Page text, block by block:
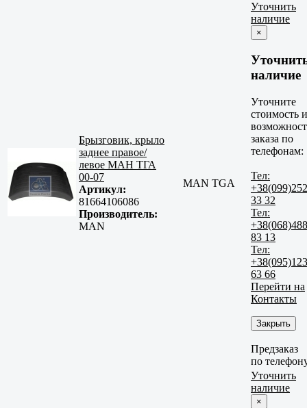
Брызговик, крыло
заднее правое/
левое МАН ТГА
00-07
Артикул:
81664106086
Производитель:
MAN
MAN TGA
Уточнить
наличие
×
наличие
Уточните
стоимость и
заказа по
телефонам:
Тел:
+38(099)252
33 32
Тел:
+38(068)488
83 13
Тел:
+38(095)123
63 66
Перейти на
Контакты
Закрыть
Предзаказ
по
Уточнить
наличие
×